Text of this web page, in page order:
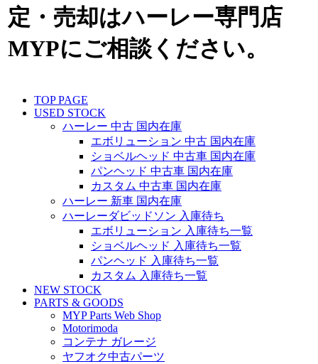
定・売却はハーレー専門店
MYPにご相談ください。
TOP PAGE
USED STOCK
ハーレー 中古 国内在庫
エボリューション 中古 国内在庫
ショベルヘッド 中古車 国内在庫
パンヘッド 中古車 国内在庫
カスタム 中古車 国内在庫
ハーレー 新車 国内在庫
ハーレーダビッドソン 入庫待ち
エボリューション 入庫待ち一覧
ショベルヘッド 入庫待ち一覧
パンヘッド 入庫待ち一覧
カスタム 入庫待ち一覧
NEW STOCK
PARTS & GOODS
MYP Parts Web Shop
Motorimoda
コンテナ ガレージ
ヤフオク中古パーツ